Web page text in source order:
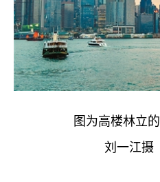
图为高楼林立的
刘一江摄（